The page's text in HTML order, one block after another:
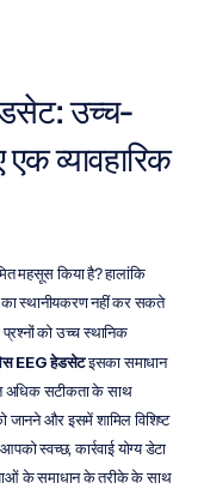
उच्च-
व्यावहारिक
महसूस किया है? हालांकि
का स्थानीयकरण नहीं कर सकते
को उच्च स्थानिक
EEG हेडसेट इसका समाधान
अधिक सटीकता के साथ
और इसमें शामिल विशिष्ट
स्वच्छ, कार्रवाई योग्य डेटा
के समाधान के तरीके के साथ